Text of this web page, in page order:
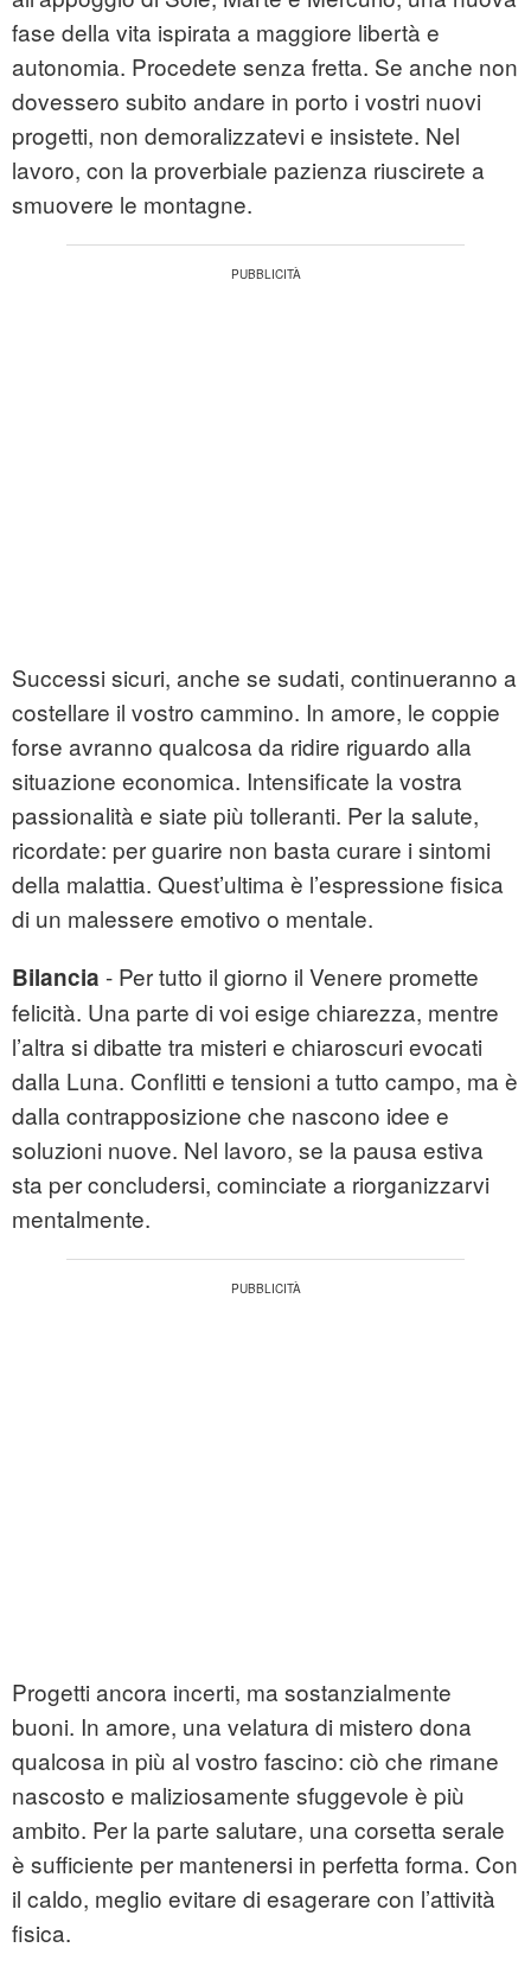
fase della vita ispirata a maggiore libertà e
autonomia. Procedete senza fretta. Se anche non
dovessero subito andare in porto i vostri nuovi
progetti, non demoralizzatevi e insistete. Nel
lavoro, con la proverbiale pazienza riuscirete a
smuovere le montagne.
Successi sicuri, anche se sudati, continueranno a
costellare il vostro cammino. In amore, le coppie
forse avranno qualcosa da ridire riguardo alla
situazione economica. Intensificate la vostra
passionalità e siate più tolleranti. Per la salute,
ricordate: per guarire non basta curare i sintomi
della malattia. Quest’ultima è l’espressione fisica
di un malessere emotivo o mentale.
Bilancia - Per tutto il giorno il Venere promette
felicità. Una parte di voi esige chiarezza, mentre
l’altra si dibatte tra misteri e chiaroscuri evocati
dalla Luna. Conflitti e tensioni a tutto campo, ma è
dalla contrapposizione che nascono idee e
soluzioni nuove. Nel lavoro, se la pausa estiva
sta per concludersi, cominciate a riorganizzarvi
mentalmente.
Progetti ancora incerti, ma sostanzialmente
buoni. In amore, una velatura di mistero dona
qualcosa in più al vostro fascino: ciò che rimane
nascosto e maliziosamente sfuggevole è più
ambito. Per la parte salutare, una corsetta serale
è sufficiente per mantenersi in perfetta forma. Con
il caldo, meglio evitare di esagerare con l’attività
fisica.